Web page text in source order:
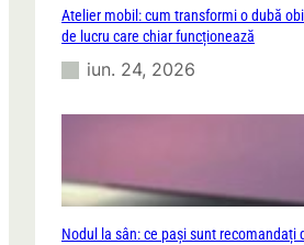
Atelier mobil: cum transformi o dubă
de lucru care chiar funcționează
iun. 24, 2026
Nodul la sân: ce pași sunt recomandați